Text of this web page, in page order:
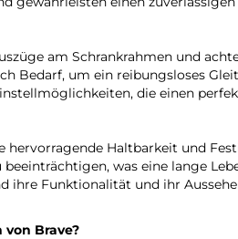
am Schrankrahmen und
Bedarf, um ein reibungsloses
die einen
Haltbarkeit und
was eine lange
ihre Funktionalität und ihr
Brave?